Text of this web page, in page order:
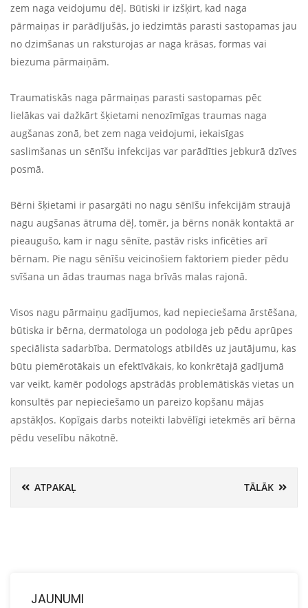
zem naga veidojumu dēļ. Būtiski ir izšķirt, kad naga
pārmaiņas ir parādījušās, jo iedzimtās parasti sastopamas jau
no dzimšanas un raksturojas ar naga krāsas, formas vai
biezuma pārmaiņām.
Traumatiskās naga pārmaiņas parasti sastopamas pēc
lielākas vai dažkārt šķietami nenozīmīgas traumas naga
augšanas zonā, bet zem naga veidojumi, iekaisīgas
saslimšanas un sēnīšu infekcijas var parādīties jebkurā dzīves
posmā.
Bērni šķietami ir pasargāti no nagu sēnīšu infekcijām straujā
nagu augšanas ātruma dēļ, tomēr, ja bērns nonāk kontaktā ar
pieaugušo, kam ir nagu sēnīte, pastāv risks inficēties arī
bērnam. Pie nagu sēnīšu veicinošiem faktoriem pieder pēdu
svīšana un ādas traumas naga brīvās malas rajonā.
Visos nagu pārmaiņu gadījumos, kad nepieciešama ārstēšana,
būtiska ir bērna, dermatologa un podologa jeb pēdu aprūpes
speciālista sadarbība. Dermatologs atbildēs uz jautājumu, kas
būtu piemērotākais un efektīvākais, ko konkrētajā gadījumā
var veikt, kamēr podologs apstrādās problemātiskās vietas un
konsultēs par nepieciešamo un pareizo kopšanu mājas
apstākļos. Kopīgais darbs noteikti labvēlīgi ietekmēs arī bērna
pēdu veselību nākotnē.
ATPAKAĻ TĀLĀK
JAUNUMI